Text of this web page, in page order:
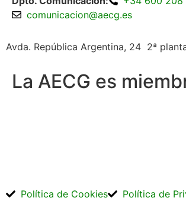
comunicacion@aecg.es
Avda. República Argentina, 24 2ª
La AECG es
Política de Cookies
Política de